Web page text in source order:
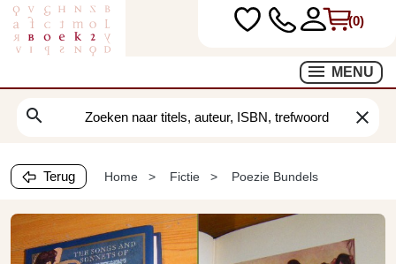
(0)
MENU
search clear
Terug Home Fictie Poezie Bundels